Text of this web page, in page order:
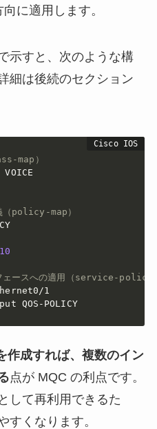
向に適用します。
示すと、次のような構
細は後続のセクション
map）
VOICE
policy-map）
10
ェースへの適用（service-policy
1
QOS-POLICY
作成すれば、複数のイン
点が MQC の利点です。
して再利用できるた
すくなります。